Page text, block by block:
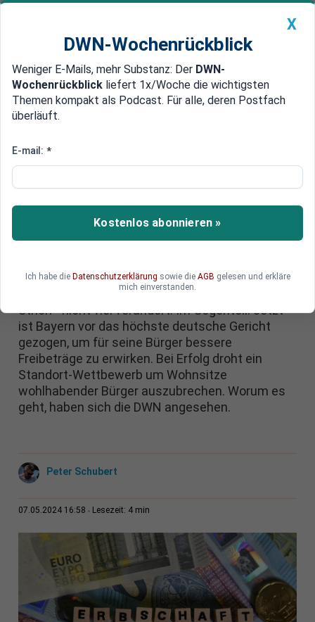
Newsticker MEIN DWN: Geldanlage Premium
Edelmetalle DWN-Magazin China
Erbschaftssteuer: Droht durch
der Länder beim Steuersatz?
In Karlsruhe wird es diesen Sommer mal wieder
um den Dauerbrenner Erbschaftssteuer gehen.
der Politik mehr Steuergerechtigkeit
eingefordert. In Zahlen hat sich - unter dem
Strich - nicht viel verändert. Im Gegenteil: Jetzt
ist Bayern vor das höchste deutsche Gericht
gezogen, um für seine Bürger bessere
Freibeträge zu erwirken. Bei Erfolg droht ein
Standort-Wettbewerb um Wohnsitze
wohlhabender Bürger auszubrechen. Worum es
geht, haben sich die DWN angesehen.
Peter Schubert
07.05.2024 16:58 Lesezeit: 4 min
X
DWN-Wochenrückblick
Weniger E-Mails, mehr Substanz: Der DWN-
Wochenrückblick liefert 1x/Woche die wichtigsten
Themen kompakt als Podcast. Für alle, deren Postfach
überläuft.
E-mail: *
Kostenlos abonnieren »
Ich habe die Datenschutzerklärung sowie die AGB gelesen und erkläre
mich einverstanden.